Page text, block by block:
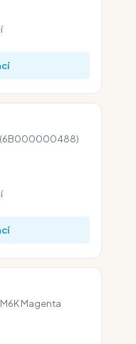
(6B000000488)
Magenta